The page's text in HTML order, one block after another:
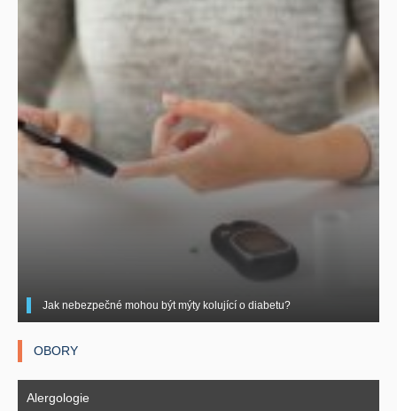
Jak nebezpečné mohou být mýty kolující o diabetu?
OBORY
Alergologie